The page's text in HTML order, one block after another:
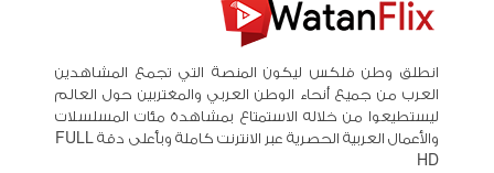
انطلق وطن فلكس ليكون المنصة التي تجمع المشاهدين
العرب من جميع أنحاء الوطن العربي والمغتربين حول العالم
ليستطيعوا من خلاله الاستمتاع بمشاهدة مئات المسلسلات
والأعمال العربية الحصرية عبر الانترنت كاملة وبأعلى دقة FULL
HD